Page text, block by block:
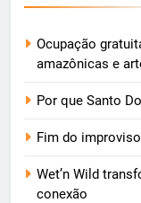
Ocupação
amazônicas e
Por que Santo
Fim do
Wet’n Wild
conexão